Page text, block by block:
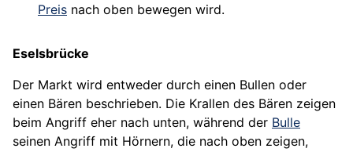
Preis nach oben bewegen wird.
Eselsbrücke
Der Markt wird entweder durch einen Bullen oder
einen Bären beschrieben. Die Krallen des Bären zeigen
beim Angriff eher nach unten, während der Bulle
seinen Angriff mit Hörnern, die nach oben zeigen,